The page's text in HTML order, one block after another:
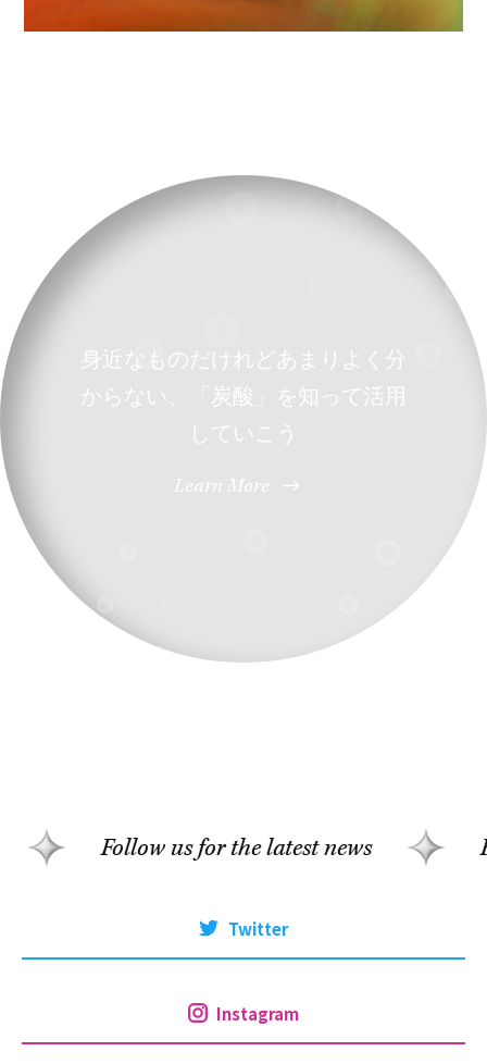
身近なものだけれどあまりよく分
からない、「炭酸」を知って活用
していこう
Learn More
us for the latest news Follow us
Twitter
Instagram